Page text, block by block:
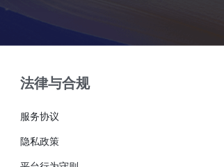
法律与合规
服务协议
隐私政策